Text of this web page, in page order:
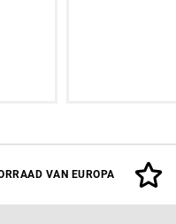
VAN EUROPA